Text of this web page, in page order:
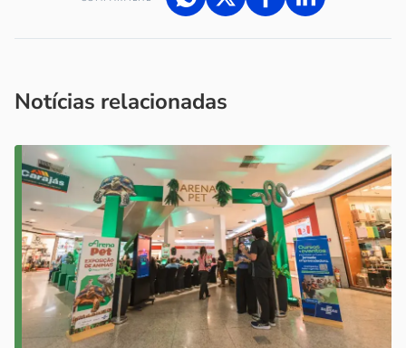
Notícias relacionadas